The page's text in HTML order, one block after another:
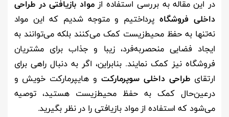
در این مقاله به بررسی استفاده ازمواد بازیافتی در طراحی
داخلی فروشگاه پرداختیم و متوجه شدیم که این مواد
نه‌تنها به حفظ محیط‌زیست کمک می‌کنند بلکه می‌توانند به
ایجاد فضایی منحصربه‌فرد، زیبا و جذاب برای مشتریان
فروشگاه نیز کمک نمایند. بنابراین، اگر به دنبال راهی برای
ارتقای طراحی داخلی سوپرمارکت و هایپرمارکت خویش و
درعین‌حال کمک به حفظ محیط‌زیست هستید، توصیه
می‌شود که استفاده از مواد بازیافتی را در نظر بگیرید.